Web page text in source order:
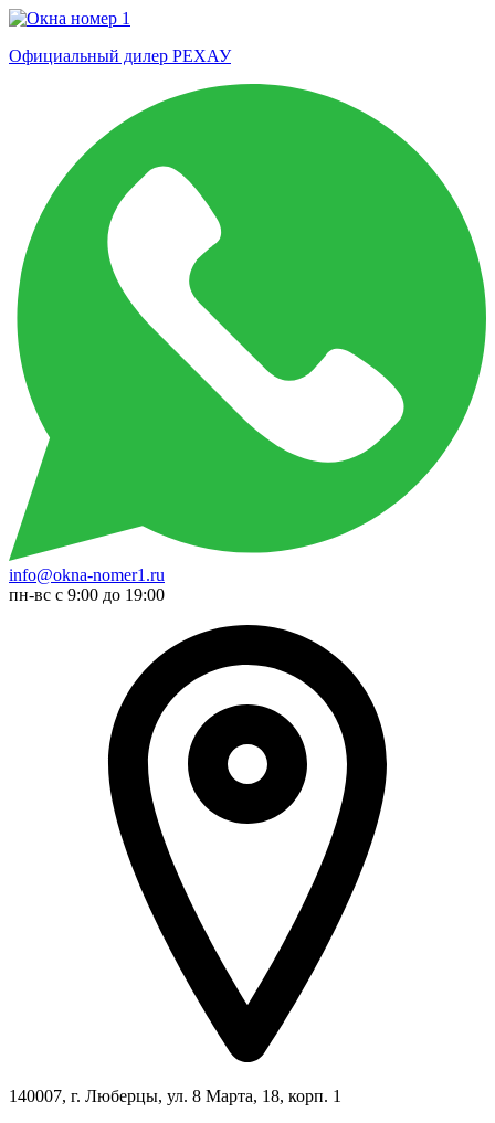
Официальный дилер РЕХАУ
info@okna-nomer1.ru
пн-вс с 9:00 до 19:00
140007, г. Люберцы, ул. 8 Марта, 18, корп. 1